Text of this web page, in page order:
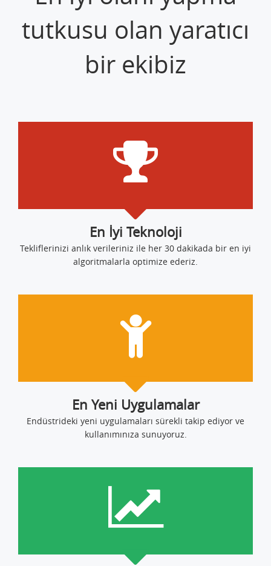
tutkusu olan yaratıcı
bir ekibiz
En İyi Teknoloji
Tekliflerinizi anlık verileriniz ile her 30 dakikada bir en iyi
algoritmalarla optimize ederiz.
En Yeni Uygulamalar
Endüstrideki yeni uygulamaları sürekli takip ediyor ve
kullanımınıza sunuyoruz.